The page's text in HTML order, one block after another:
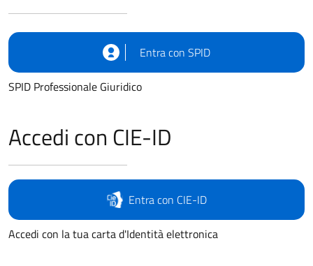
Entra con SPID
SPID Professionale Giuridico
Accedi con CIE-ID
Entra con CIE-ID
Accedi con la tua carta d'Identità elettronica